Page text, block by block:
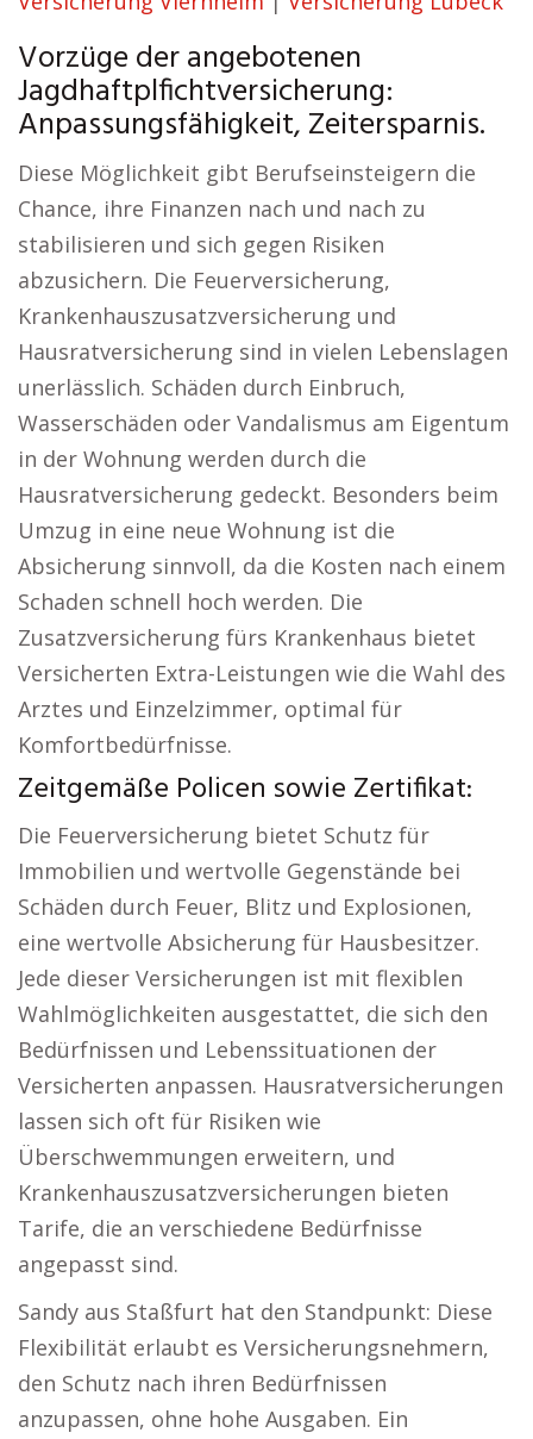
Vorzüge der angebotenen
Jagdhaftplfichtversicherung:
Anpassungsfähigkeit, Zeitersparnis.
Diese Möglichkeit gibt Berufseinsteigern die
Chance, ihre Finanzen nach und nach zu
stabilisieren und sich gegen Risiken
abzusichern. Die Feuerversicherung,
Krankenhauszusatzversicherung und
Hausratversicherung sind in vielen Lebenslagen
unerlässlich. Schäden durch Einbruch,
Wasserschäden oder Vandalismus am Eigentum
in der Wohnung werden durch die
Hausratversicherung gedeckt. Besonders beim
Umzug in eine neue Wohnung ist die
Absicherung sinnvoll, da die Kosten nach einem
Schaden schnell hoch werden. Die
Zusatzversicherung fürs Krankenhaus bietet
Versicherten Extra-Leistungen wie die Wahl des
Arztes und Einzelzimmer, optimal für
Komfortbedürfnisse.
Zeitgemäße Policen sowie Zertifikat:
Die Feuerversicherung bietet Schutz für
Immobilien und wertvolle Gegenstände bei
Schäden durch Feuer, Blitz und Explosionen,
eine wertvolle Absicherung für Hausbesitzer.
Jede dieser Versicherungen ist mit flexiblen
Wahlmöglichkeiten ausgestattet, die sich den
Bedürfnissen und Lebenssituationen der
Versicherten anpassen. Hausratversicherungen
lassen sich oft für Risiken wie
Überschwemmungen erweitern, und
Krankenhauszusatzversicherungen bieten
Tarife, die an verschiedene Bedürfnisse
angepasst sind.
Sandy aus Staßfurt hat den Standpunkt: Diese
Flexibilität erlaubt es Versicherungsnehmern,
den Schutz nach ihren Bedürfnissen
anzupassen, ohne hohe Ausgaben. Ein